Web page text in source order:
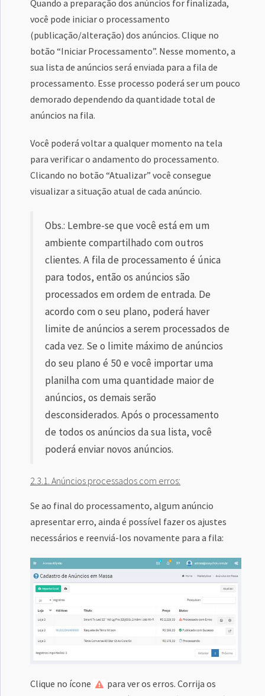
Quando a preparação dos anúncios for finalizada,
você pode iniciar o processamento
(publicação/alteração) dos anúncios. Clique no
botão “Iniciar Processamento”. Nesse momento, a
sua lista de anúncios será enviada para a fila de
processamento. Esse processo poderá ser um pouco
demorado dependendo da quantidade total de
anúncios na fila.
Você poderá voltar a qualquer momento na tela
para verificar o andamento do processamento.
Clicando no botão “Atualizar” você consegue
visualizar a situação atual de cada anúncio.
Obs.: Lembre-se que você está em um
ambiente compartilhado com outros
clientes. A fila de processamento é única
para todos, então os anúncios são
processados em ordem de entrada. De
acordo com o seu plano, poderá haver
limite de anúncios a serem processados de
cada vez. Se o limite máximo de anúncios
do seu plano é 50 e você importar uma
planilha com uma quantidade maior de
anúncios, os demais serão
desconsiderados. Após o processamento
de todos os anúncios da sua lista, você
poderá enviar novos anúncios.
2.3.1. Anúncios processados com erros:
Se ao final do processamento, algum anúncio
apresentar erro, ainda é possível fazer os ajustes
necessários e reenviá-los novamente para a fila:
Clique no ícone
para ver os erros. Corrija os